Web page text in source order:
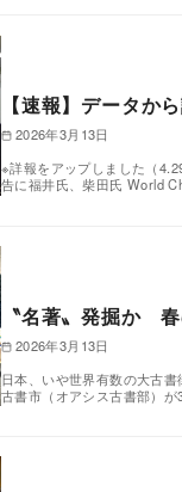
【速報】データか
2026年3月13日
※詳報をアップしました（
告に福井氏、柴田氏 World
〝名著〟発掘か
2026年3月13日
日本、いや世界有数の大古
古書市（オアシス古書部）